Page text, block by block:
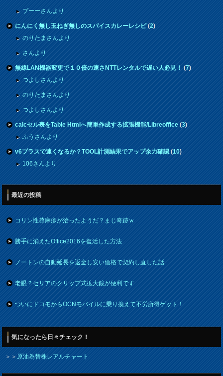
プーーさんより
にんにく無し玉ねぎ無しのスパイスカレーレシピ(2)
のりたまさんより
さんより
無線LAN機器変更で１０倍の速さNTTレンタルで遅い人必見！(7)
つよしさんより
のりたまさんより
つよしさんより
calcセル表をTable Htmlへ簡単作成する拡張機能/Libreoffice(3)
ふうさんより
v6プラスで速くなるか？TOOL計測結果でアップ余力確認(10)
106さんより
最近の投稿
コリン性蕁麻疹が治ったようだ？まじ奇跡ｗ
勝手に消えたOffice2016を復活した方法
ノートンの自動延長を返金し安い価格で契約し直した話
老眼？セリアのクリップ式拡大鏡が便利です
ついにドコモからOCNモバイルに乗り換えて不労所得ゲット！
気になったら日々チェック！
＞＞原油為替株レアルチャート